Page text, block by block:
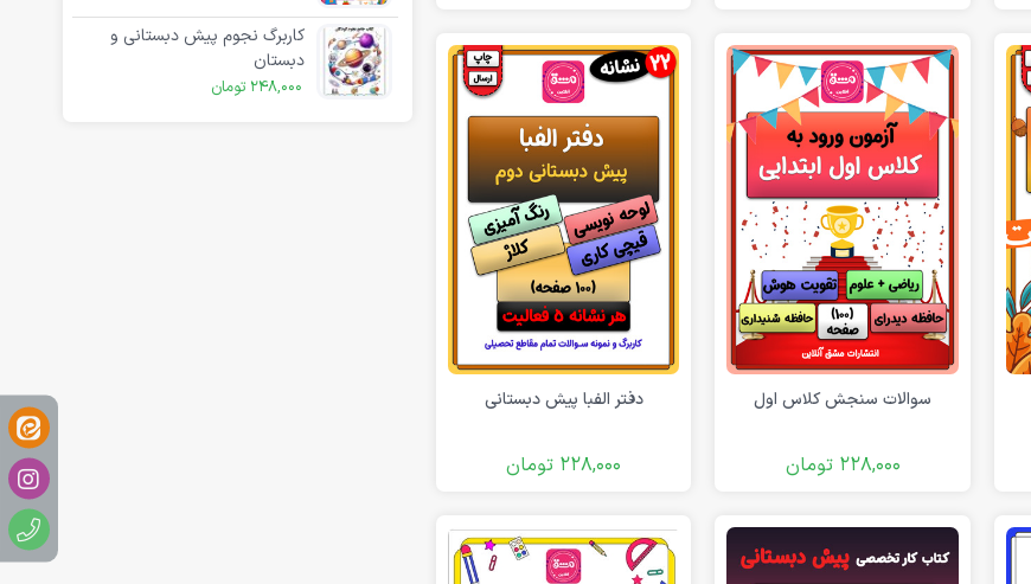
سوالات سنجش کلاس اول
228,000 تومان
دفتر الفبا پیش دبستانی
228,000 تومان
کاربرگ نجوم پیش دبستانی و
دبستان
248,000 تومان